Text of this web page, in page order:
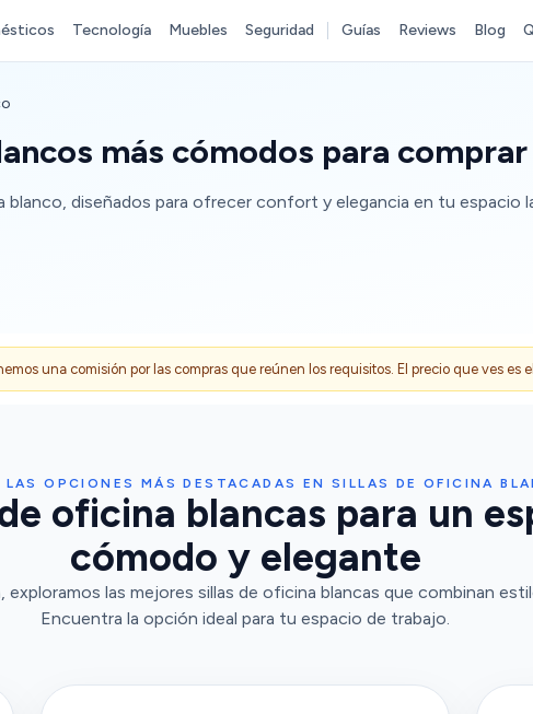
Tecnología Muebles Seguridad Guías Reviews Blog
más cómodos para comprar
diseñados para ofrecer confort y elegancia en tu espacio
una comisión por las compras que reúnen los requisitos. El precio que ves es
LAS OPCIONES MÁS DESTACADAS EN SILLAS DE OFICINA
oficina blancas para un
cómodo y elegante
exploramos las mejores sillas de oficina blancas que combinan
Encuentra la opción ideal para tu espacio de trabajo.